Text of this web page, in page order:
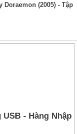
Doraemon (2005) - Tập
- Hàng Nhập